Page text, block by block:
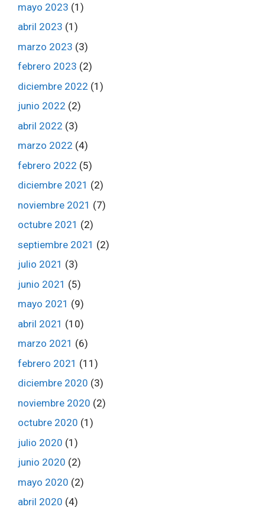
mayo 2023 (1)
abril 2023 (1)
marzo 2023 (3)
febrero 2023 (2)
diciembre 2022 (1)
junio 2022 (2)
abril 2022 (3)
marzo 2022 (4)
febrero 2022 (5)
diciembre 2021 (2)
noviembre 2021 (7)
octubre 2021 (2)
septiembre 2021 (2)
julio 2021 (3)
junio 2021 (5)
mayo 2021 (9)
abril 2021 (10)
marzo 2021 (6)
febrero 2021 (11)
diciembre 2020 (3)
noviembre 2020 (2)
octubre 2020 (1)
julio 2020 (1)
junio 2020 (2)
mayo 2020 (2)
abril 2020 (4)